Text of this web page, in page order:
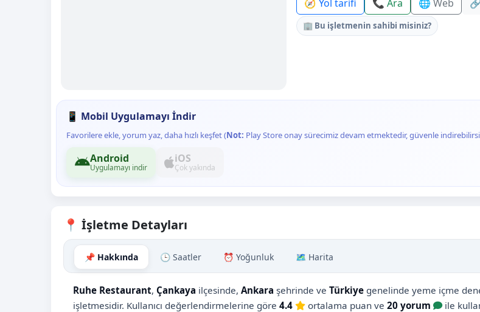
🧭 Yol tarifi 📞 Ara 🌐 Web
🏢 Bu işletmenin sahibi misiniz?
📱 Mobil Uygulamayı İndir
Favorilere ekle, yorum yaz, daha hızlı keşfet (Not: Play Store onay sürecimiz devam etmektedir, güvenle
Android
Uygulamayı indir
iOS
Çok yakında
📍 İşletme Detayları
📌 Hakkında 🕒 Saatler ⏰ Yoğunluk 🗺️ Harita
Ruhe Restaurant, Çankaya ilçesinde, Ankara şehrinde ve Türkiye genelinde yeme içme
işletmesidir. Kullanıcı değerlendirmelerine göre 4.4 ortalama puan ve 20 yorum
ile